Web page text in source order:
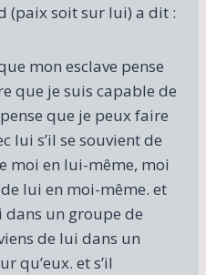
(paix soit sur lui) a dit :
mon esclave pense
que je suis capable de
que je peux faire
lui s’il se souvient de
moi en lui-même, moi
lui en moi-même. et
dans un groupe de
de lui dans un
qu’eux. et s’il